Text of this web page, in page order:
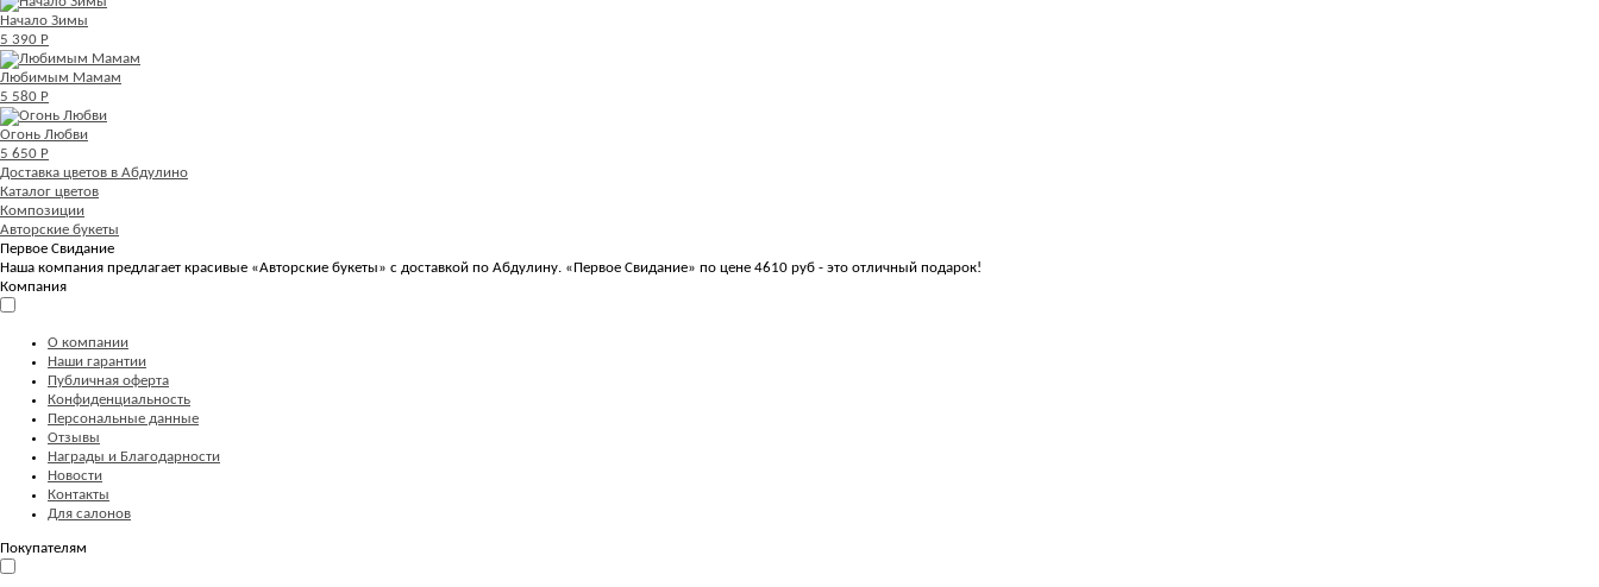
Начало Зимы
5 390 Р
Любимым Мамам
5 580 Р
Огонь Любви
5 650 Р
Доставка цветов в Абдулино
Каталог цветов
Композиции
Авторские букеты
Первое Свидание
Наша компания предлагает красивые «Авторские букеты» с доставкой по Абдулину. «Первое Свидание» по цене 4610 руб - это отличный подарок!
Компания
О компании
Наши гарантии
Публичная оферта
Конфиденциальность
Персональные данные
Отзывы
Награды и Благодарности
Новости
Контакты
Для салонов
Покупателям